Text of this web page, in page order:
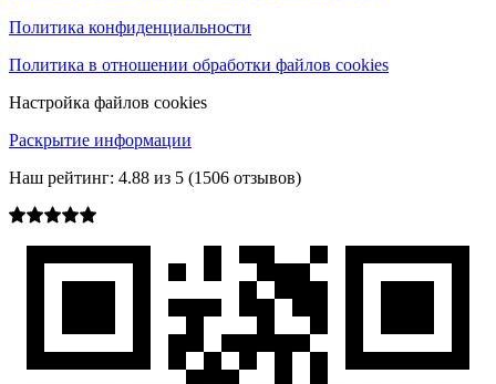
Политика конфиденциальности
Политика в отношении обработки файлов cookies
Настройка файлов cookies
Раскрытие информации
Наш рейтинг: 4.88 из 5 (1506 отзывов)